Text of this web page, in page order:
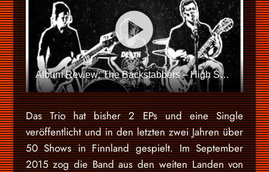
Album Review: The Backstabbers – High Speed Rock’n’Roll
Das Trio hat bisher 2 EPs und eine Single
veröffentlicht und in den letzten zwei Jahren über
50 Shows in Finnland gespielt. Im September
2015 zog die Band aus den weiten Landen von